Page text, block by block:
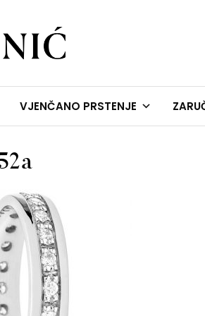
ROGINIĆ
prstenje
VJENČANO PRSTENJE